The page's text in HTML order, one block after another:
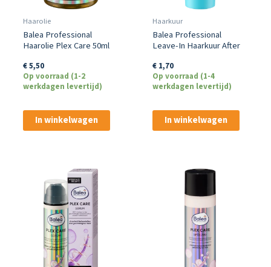
Haarolie
Balea Professional
Haarolie Plex Care 50ml
€5,50
Op voorraad (1-2
werkdagen levertijd)
In winkelwagen
Haarkuur
Balea Professional
Leave-In Haarkuur After
€1,70
Op voorraad (1-4
werkdagen levertijd)
In winkelwagen